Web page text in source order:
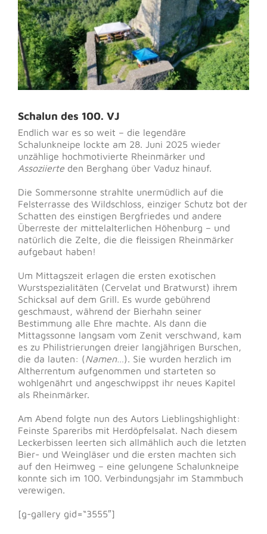
Schalun des 100. VJ
Endlich war es so weit – die legendäre
Schalunkneipe lockte am 28. Juni 2025 wieder
unzählige hochmotivierte Rheinmärker und
Assoziierte den Berghang über Vaduz hinauf.
Die Sommersonne strahlte unermüdlich auf die
Felsterrasse des Wildschloss, einziger Schutz bot der
Schatten des einstigen Bergfriedes und andere
Überreste der mittelalterlichen Höhenburg – und
natürlich die Zelte, die die fleissigen Rheinmärker
aufgebaut haben!
Um Mittagszeit erlagen die ersten exotischen
Wurstspezialitäten (Cervelat und Bratwurst) ihrem
Schicksal auf dem Grill. Es wurde gebührend
geschmaust, während der Bierhahn seiner
Bestimmung alle Ehre machte. Als dann die
Mittagssonne langsam vom Zenit verschwand, kam
es zu Philistrierungen dreier langjährigen Burschen,
die da lauten: (Namen…). Sie wurden herzlich im
Altherrentum aufgenommen und starteten so
wohlgenährt und angeschwippst ihr neues Kapitel
als Rheinmärker.
Am Abend folgte nun des Autors Lieblingshighlight:
Feinste Spareribs mit Herdöpfelsalat. Nach diesem
Leckerbissen leerten sich allmählich auch die letzten
Bier- und Weingläser und die ersten machten sich
auf den Heimweg – eine gelungene Schalunkneipe
konnte sich im 100. Verbindungsjahr im Stammbuch
verewigen.
[g-gallery gid=“3555″]